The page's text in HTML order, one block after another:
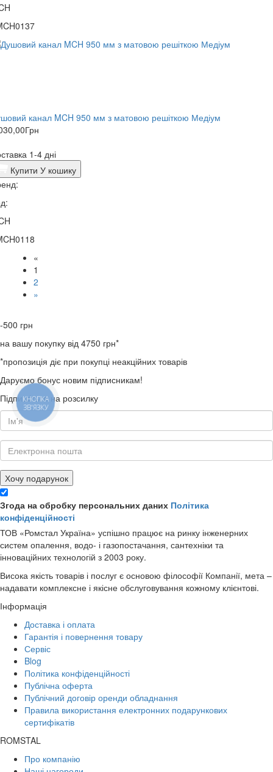
канал MCH 950 мм з матовою решіткою Медіум
Грн
1-4 дні
Купити У кошику
«
1
2
»
-500 грн
на вашу покупку від 4750 грн*
*пропозиція діє при покупці неакційних товарів
Даруємо бонус новим підписникам!
Підпишіться на розсилку
Хочу подарунок
Згода на обробку персональних даних Політика
конфіденційності
ТОВ «Ромстал Україна» успішно працює на ринку інженерних
систем опалення, водо- і газопостачання, сантехніки та
інноваційних технологій з 2003 року.
Висока якість товарів і послуг є основою філософії Компанії, мета –
надавати комплексне і якісне обслуговування кожному клієнтові.
Інформація
Доставка і оплата
Гарантія і повернення товару
Сервіс
Blog
Політика конфіденційності
Публічна оферта
Публічний договір оренди обладнання
Правила використання електронних подарункових
сертифікатів
ROMSTAL
Про компанію
КНОПКА
ЗВ'ЯЗКУ